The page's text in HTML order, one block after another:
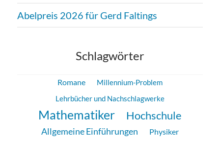
Abelpreis 2026 für Gerd Faltings
Schlagwörter
Romane
Millennium-Problem
Lehrbücher und Nachschlagwerke
Mathematiker Hochschule
Allgemeine Einführungen Physiker